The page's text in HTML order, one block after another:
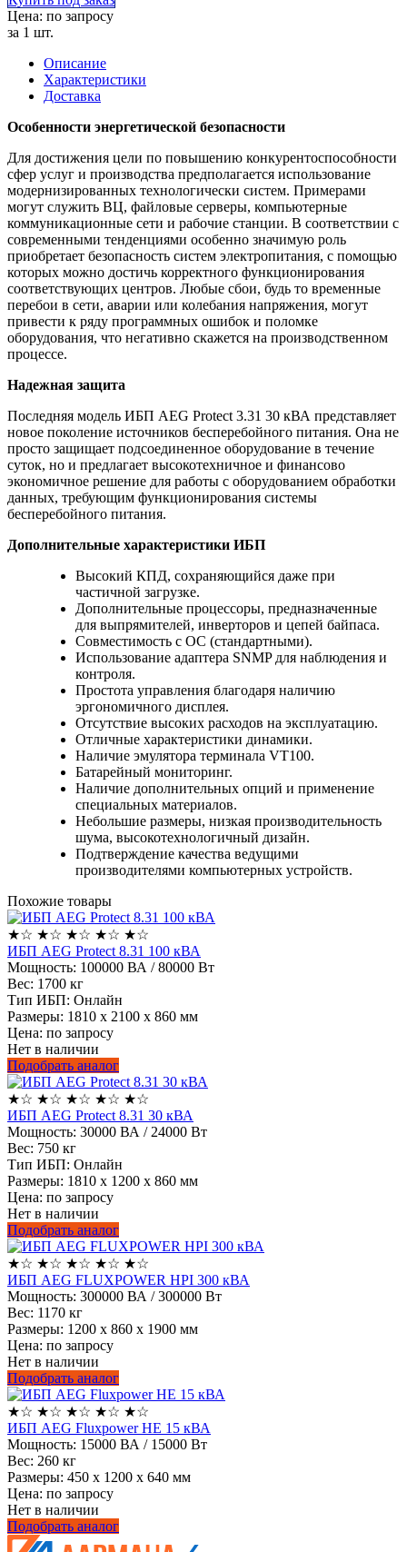
Цена: по запросу
за 1 шт.
Описание
Характеристики
Доставка
Особенности энергетической безопасности
Для достижения цели по повышению конкурентоспособности
сфер услуг и производства предполагается использование
модернизированных технологически систем. Примерами
могут служить ВЦ, файловые серверы, компьютерные
коммуникационные сети и рабочие станции. В соответствии с
современными тенденциями особенно значимую роль
приобретает безопасность систем электропитания, с помощью
которых можно достичь корректного функционирования
соответствующих центров. Любые сбои, будь то временные
перебои в сети, аварии или колебания напряжения, могут
привести к ряду программных ошибок и поломке
оборудования, что негативно скажется на производственном
процессе.
Надежная защита
Последняя модель ИБП AEG Protect 3.31 30 кВА представляет
новое поколение источников бесперебойного питания. Она не
просто защищает подсоединенное оборудование в течение
суток, но и предлагает высокотехничное и финансово
экономичное решение для работы с оборудованием обработки
данных, требующим функционирования системы
бесперебойного питания.
Дополнительные характеристики ИБП
Высокий КПД, сохраняющийся даже при
частичной загрузке.
Дополнительные процессоры, предназначенные
для выпрямителей, инверторов и цепей байпаса.
Совместимость с ОС (стандартными).
Использование адаптера SNMP для наблюдения и
контроля.
Простота управления благодаря наличию
эргономичного дисплея.
Отсутствие высоких расходов на эксплуатацию.
Отличные характеристики динамики.
Наличие эмулятора терминала VT100.
Батарейный мониторинг.
Наличие дополнительных опций и применение
специальных материалов.
Небольшие размеры, низкая производительность
шума, высокотехнологичный дизайн.
Подтверждение качества ведущими
производителями компьютерных устройств.
Похожие товары
★☆ ★☆ ★☆ ★☆ ★☆
ИБП AEG Protect 8.31 100 кВА
Мощность: 100000 ВА / 80000 Вт
Вес: 1700 кг
Тип ИБП: Онлайн
Размеры: 1810 х 2100 х 860 мм
Цена: по запросу
Нет в наличии
Подобрать аналог
★☆ ★☆ ★☆ ★☆ ★☆
ИБП AEG Protect 8.31 30 кВА
Мощность: 30000 ВА / 24000 Вт
Вес: 750 кг
Тип ИБП: Онлайн
Размеры: 1810 х 1200 х 860 мм
Цена: по запросу
Нет в наличии
Подобрать аналог
★☆ ★☆ ★☆ ★☆ ★☆
ИБП AEG FLUXPOWER HPI 300 кВА
Мощность: 300000 ВА / 300000 Вт
Вес: 1170 кг
Размеры: 1200 х 860 х 1900 мм
Цена: по запросу
Нет в наличии
Подобрать аналог
★☆ ★☆ ★☆ ★☆ ★☆
ИБП AEG Fluxpower HE 15 кВА
Мощность: 15000 ВА / 15000 Вт
Вес: 260 кг
Размеры: 450 х 1200 х 640 мм
Цена: по запросу
Нет в наличии
Подобрать аналог